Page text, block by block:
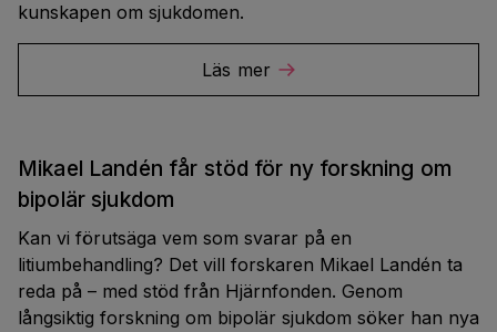
kunskapen om sjukdomen.
Läs mer
Mikael Landén får stöd för ny forskning om
bipolär sjukdom
Kan vi förutsäga vem som svarar på en
litiumbehandling? Det vill forskaren Mikael Landén ta
reda på – med stöd från Hjärnfonden. Genom
långsiktig forskning om bipolär sjukdom söker han nya